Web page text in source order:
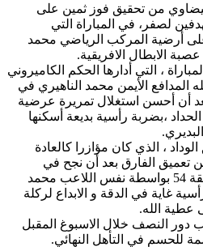
من تحقيق فوز ثمين على
لصفر، في المباراة التي
أرضية المركب الرياضي محمد
الابطال الافريقية.
، التي أدارها الحكم الكاميروني
المدافع الأيمن محمد الناهيري في
بعد أن أحسن استغلال تمريرة عرضية
،بضربة رأسية بديعة أسكنها
، الذي كان مؤازرا كالعادة
تعميق الفارق بعد أن نجح في
تسجيل الهدف الثاني في الدقيقة 54 بواسطة نفس اللاعب محمد
غاية في الدقة و الابداع لركلة
عطية الله.
دور النصف خلال الاسبوغ المقبل
للحسم في التأهل النهائي.